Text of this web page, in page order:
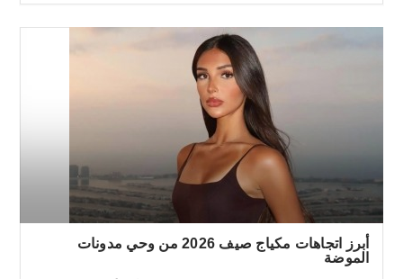
أبرز اتجاهات مكياج صيف 2026 من وحي مدونات
الموضة